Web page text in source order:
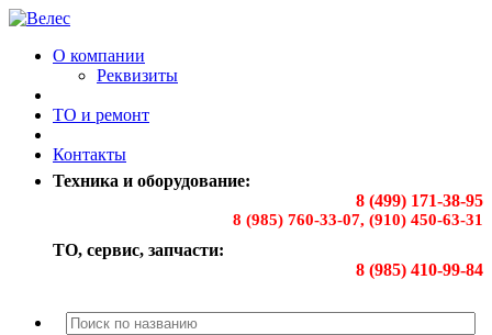
О компании
Реквизиты
ТО и ремонт
Контакты
Техника и оборудование:
8 (499) 171-38-95
8 (985) 760-33-07, (910) 450-63-31
ТО, сервис, запчасти:
8 (985) 410-99-84